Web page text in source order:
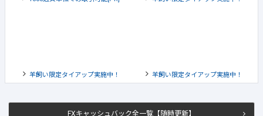
FXキャッシュバック全一覧【随時更新】
羊飼い限定タイアップ実施中！ 羊飼い限定タイアップ実施中！